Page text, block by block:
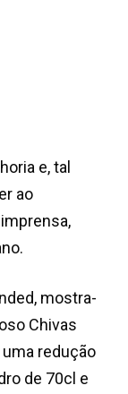
e, tal
ao
mostra-
Chivas
redução
de 70cl e